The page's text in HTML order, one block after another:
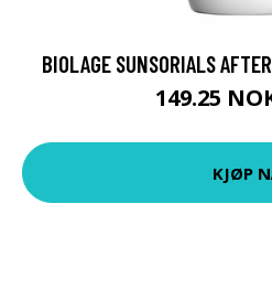
BIOLAGE SUNSORIALS
149.25
KJØP